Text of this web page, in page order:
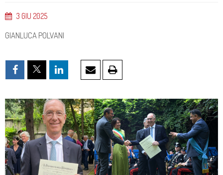
3 GIU 2025
GIANLUCA POLVANI